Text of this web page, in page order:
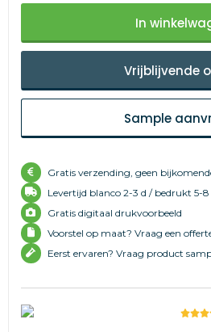
In
Vrijblijvende
Sample
Gratis verzending, geen
Levertijd blanco 2-3 d / bedrukt 5-8
Gratis digitaal drukvoorbeeld
Voorstel op maat? Vraag een
Eerst ervaren? Vraag product